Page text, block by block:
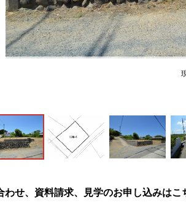
わせ、資料請求、見学のお申し込みはこ